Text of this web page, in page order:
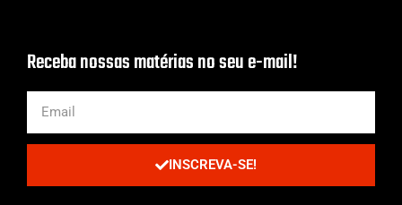
Receba nossas matérias no seu e-mail!
INSCREVA-SE!